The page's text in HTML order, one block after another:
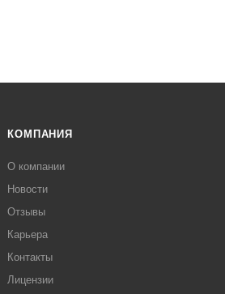
КОМПАНИЯ
О компании
Новости
Отзывы
Карьера
Контакты
Лицензии